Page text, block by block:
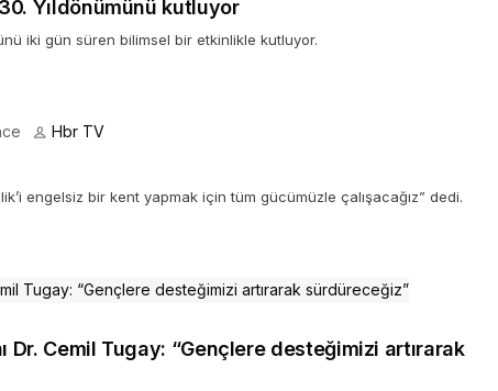
Yıldönümünü kutluyor
iki gün süren bilimsel bir etkinlikle kutluyor.
Hbr TV
engelsiz bir kent yapmak için tüm gücümüzle çalışacağız” dedi.
Dr. Cemil Tugay: “Gençlere desteğimizi artırarak